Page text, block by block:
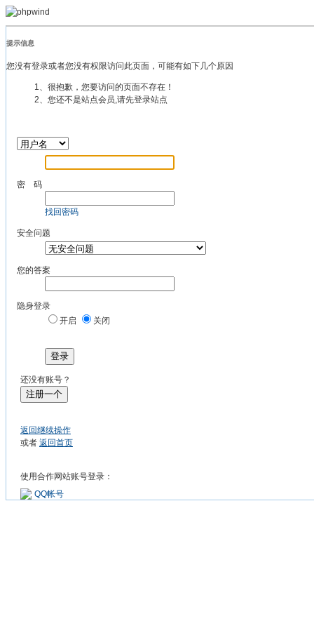
提示信息
您没有登录或者您没有权限访问此页面，可能有如下几个原因
1、很抱歉，您要访问的页面不存在！
2、您还不是站点会员,请先登录站点
密 码
找回密码
安全问题
您的答案
隐身登录
开启
关闭
登录
还没有账号？
注册一个
返回继续操作
或者 返回首页
使用合作网站账号登录：
QQ帐号